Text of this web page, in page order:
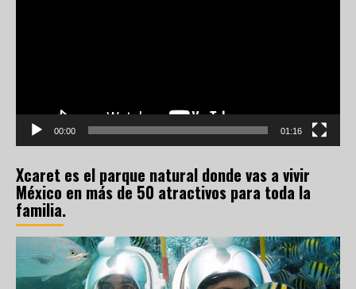
00:00 01:16
Xcaret es el parque natural donde vas a vivir
México en más de 50 atractivos para toda la
familia.